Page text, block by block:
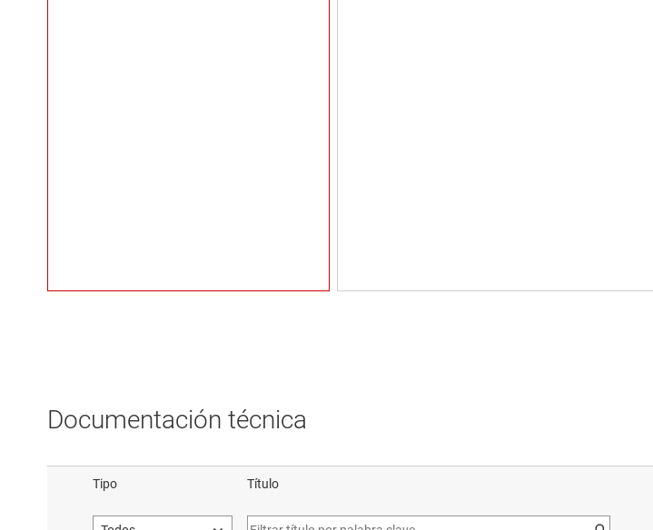
Documentación técnica